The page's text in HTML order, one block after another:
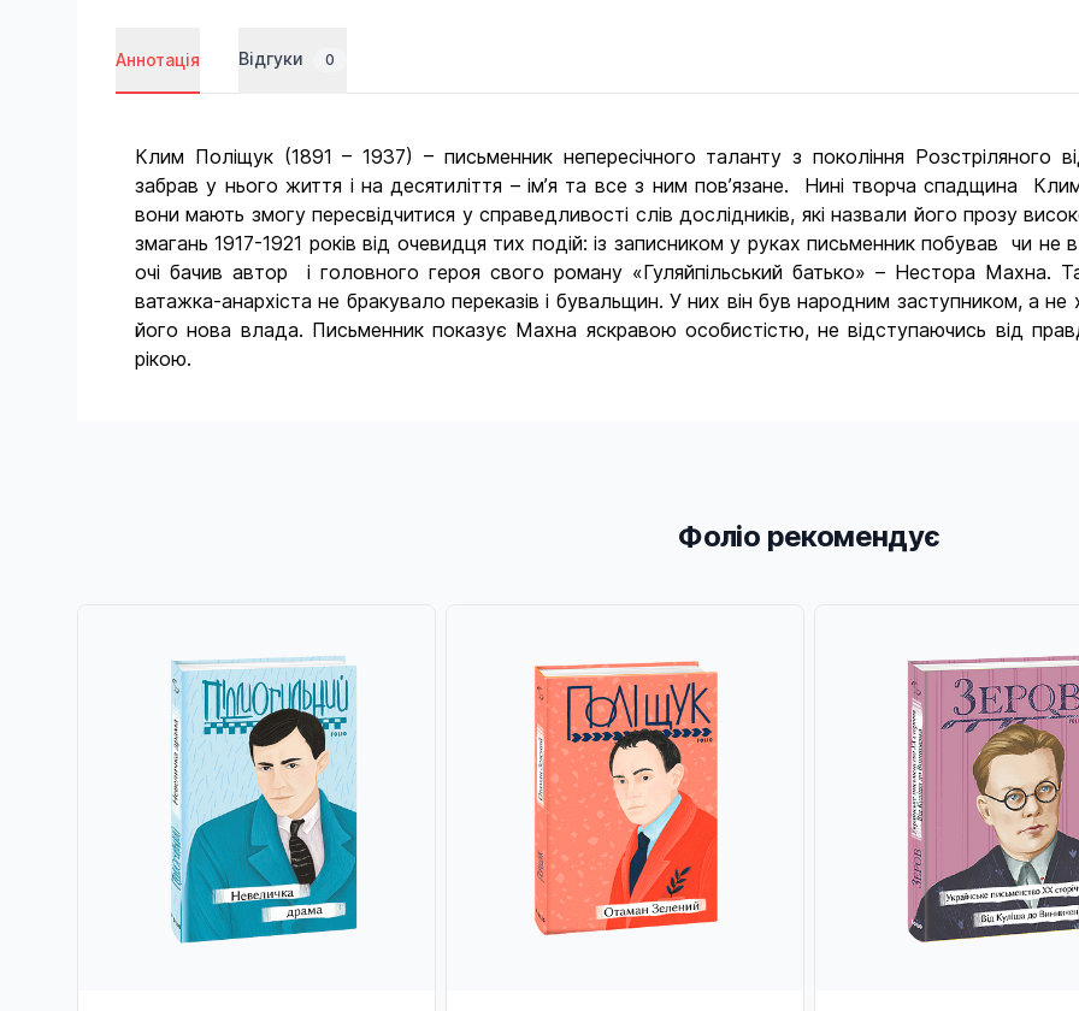
Аннотація Відгуки 0
Клим Поліщук (1891 – 1937) – письменник непересічного таланту з покоління Розстріляного
забрав у нього життя і на десятиліття – ім’я та все з ним пов’язане. Нині творча спадщина
вони мають змогу пересвідчитися у справедливості слів дослідників, які назвали його прозу
змагань 1917-1921 років від очевидця тих подій: із записником у руках письменник побував чи не в
очі бачив автор і головного героя свого роману «Гуляйпільський батько» – Нестора Махна.
ватажка-анархіста не бракувало переказів і бувальщин. У них він був народним заступником, а
його нова влада. Письменник показує Махна яскравою особистістю, не відступаючись від
рікою.
Фоліо рекомендує